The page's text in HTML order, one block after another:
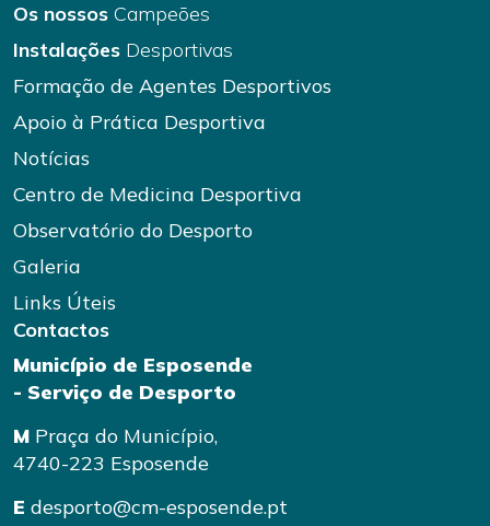
Os nossos Campeões
Instalações Desportivas
Formação de Agentes Desportivos
Apoio à Prática Desportiva
Notícias
Centro de Medicina Desportiva
Observatório do Desporto
Galeria
Links Úteis
Contactos
Município de Esposende
- Serviço de Desporto
M Praça do Município,
4740-223 Esposende
E desporto@cm-esposende.pt